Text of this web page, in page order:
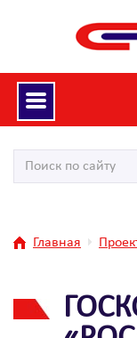
Toggle
navigation
Главная